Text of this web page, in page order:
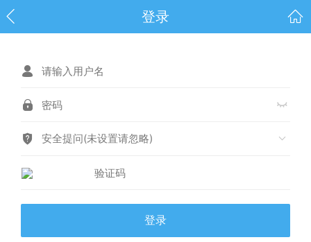
登录
安全提问(未设置请忽略)
登录